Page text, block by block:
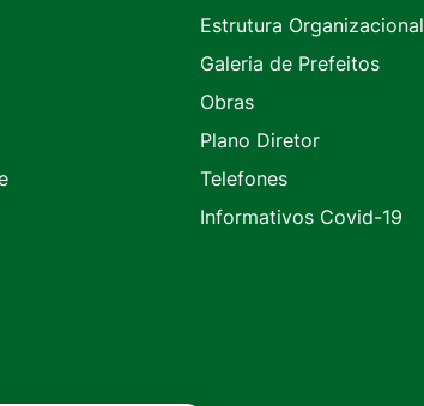
Estrutura Organizacional
Galeria de Prefeitos
Obras
Plano Diretor
Telefones
Informativos Covid-19